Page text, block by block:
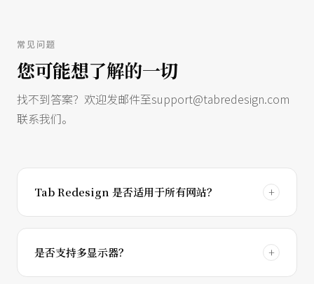
常见问题
您可能想了解的一切
找不到答案？欢迎发邮件至support@tabredesign.com
联系我们。
Tab Redesign 是否适用于所有网站？
是否支持多显示器？